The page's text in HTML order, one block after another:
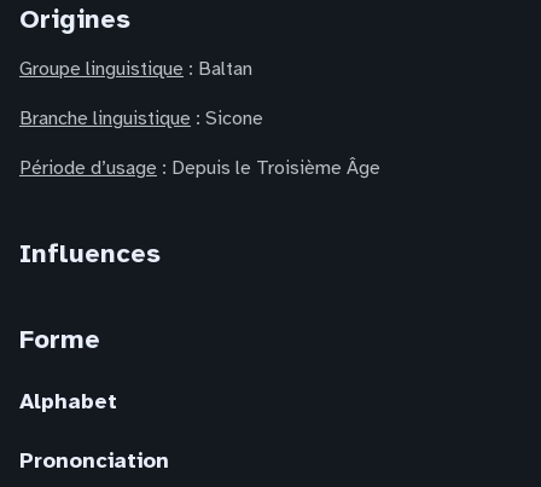
Origines
Groupe linguistique : Baltan
Branche linguistique : Sicone
Période d’usage : Depuis le Troisième Âge
Influences
Forme
Alphabet
Prononciation